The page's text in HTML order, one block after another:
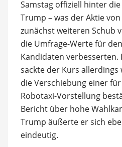
Samstag offiziell hinter
Trump – was der Aktie
zunächst weiteren Schub
die Umfrage-Werte für
Kandidaten verbesserten.
sackte der Kurs allerdings
die Verschiebung einer
Robotaxi-Vorstellung
Bericht über hohe
Trump äußerte er sich
eindeutig.